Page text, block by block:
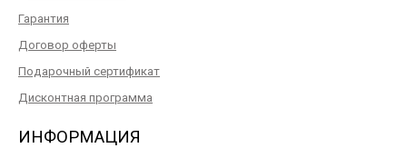
Гарантия
Договор оферты
Подарочный сертификат
Дисконтная программа
ИНФОРМАЦИЯ